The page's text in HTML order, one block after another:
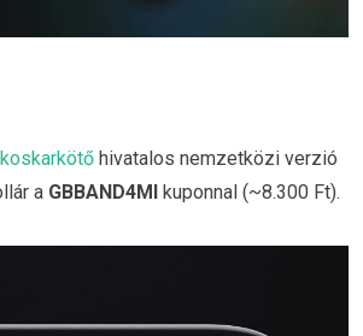
hivatalos nemzetközi verzió
a GBBAND4MI kuponnal (~8.300 Ft).